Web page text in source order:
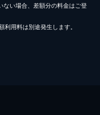
ない場合、差額分の料金はご登
用料は別途発生します。